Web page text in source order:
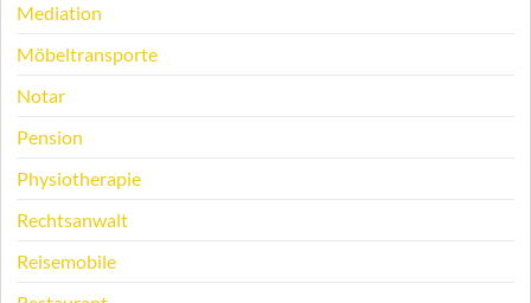
Mediation
Möbeltransporte
Notar
Pension
Physiotherapie
Rechtsanwalt
Reisemobile